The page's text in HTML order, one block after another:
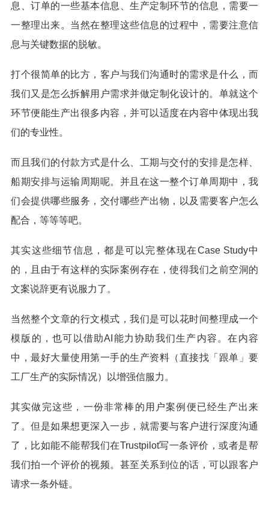
息、订单的一些基本信息、生产定制环节的信息，需要一
一整理出来。当然在整理这些信息的过程中，需要注意信
息与关键数据的脱敏。
打个很简单的比方，客户与我们沟通时的需求是什么，而
我们又是怎么拆解用户需求并做定制化设计的。单就这个
环节便能生产出很多内容，并可以适度在内容中体现出我
们的专业性。
而且我们的付款方式是什么、工期与交付的安排是怎样、
船期安排与运输周期呢。并且在这一整个订单周期中，我
们会提供哪些服务，交付哪些产出物，以及需要客户怎么
配合，等等等吧。
其实这些细节信息，都是可以完整体现在Case Study中
的，且由于有这样的实际案例存在，使得我们之前空洞的
文案说辞更有说服力了。
当然整个文章的行文模式，我们是可以花时间整理成一个
模版的，也可以借助AI能力协助我们生产内容。在内容
中，最好大量使用第一手的生产资料（直接找「跟单」要
工厂生产的实际情况）以增强信服力。
其实做完这些，一份非常棒的用户案例便已经生产出来
了。但是如果想更深入一步，就需要与客户进行深度沟通
了，比如能不能帮我们在Trustpilot写一条评价，或者是帮
我们拍一个评价的视频。甚至关系到位的话，可以跟客户
请求一条外链。